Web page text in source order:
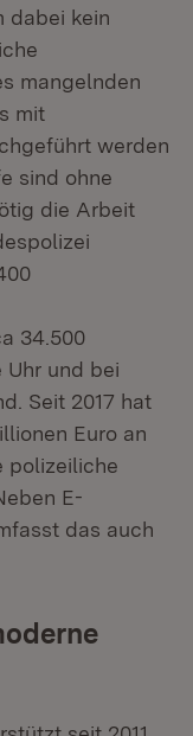
dabei kein
mangelnden
mit
werden
sind ohne
die Arbeit
34.500
und bei
Seit 2017 hat
Euro an
polizeiliche
E-
das auch